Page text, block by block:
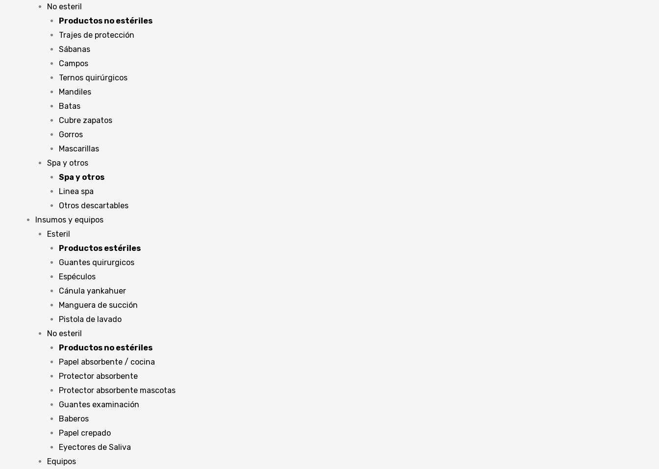
No esteril
Productos no estériles
Trajes de protección
Sábanas
Campos
Ternos quirúrgicos
Mandiles
Batas
Cubre zapatos
Gorros
Mascarillas
Spa y otros
Spa y otros
Linea spa
Otros descartables
Insumos y equipos
Esteril
Productos estériles
Guantes quirurgicos
Espéculos
Cánula yankahuer
Manguera de succión
Pistola de lavado
No esteril
Productos no estériles
Papel absorbente / cocina
Protector absorbente
Protector absorbente mascotas
Guantes examinación
Baberos
Papel crepado
Eyectores de Saliva
Equipos